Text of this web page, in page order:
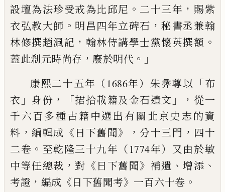
設壇為法珍受戒為比邱尼 。 二十三年 ， 賜紫
衣弘教大師 。 明昌四年立碑石 ，秘書丞兼翰
林修撰趙渢記 ， 翰林侍講學士黨懷英撰額 。
蓋此剎元時尚存 ， 廢於明代 。」
康熙二十五年（1686年）朱彝尊以 「布
衣 」 身份 ，「捃拾載籍及 金石遺文 」， 從一
千六百多種古籍中選出有關北京史志的資
料 ，編輯成 《 日下舊聞》， 分十三門 ， 四十
二卷 。 至乾隆三十九年（1774年）又由於敏
中等任總裁 ，對 《 日下舊聞》 補遺 、增添 、
考證 ， 編成 《日下舊聞考》 一百六十卷 。